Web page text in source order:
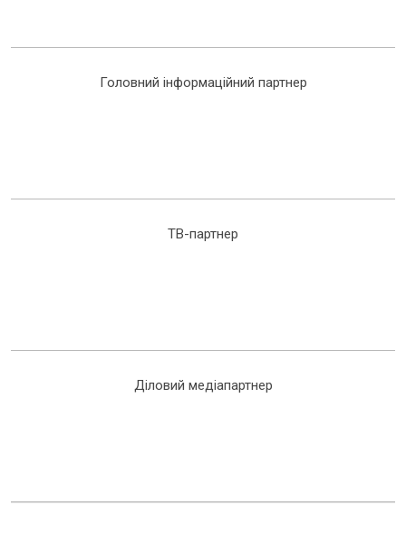
Головний інформаційний партнер
ТВ-партнер
Діловий медіапартнер